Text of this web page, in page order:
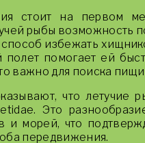
стоит на первом
рыбы возможность
избежать
полет помогает ей
важно для поиска
что летучие
Это
и морей, что
передвижения.